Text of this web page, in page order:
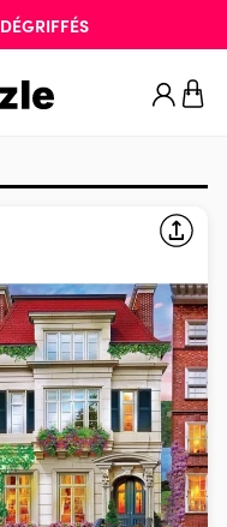
DÉGRIFFÉS